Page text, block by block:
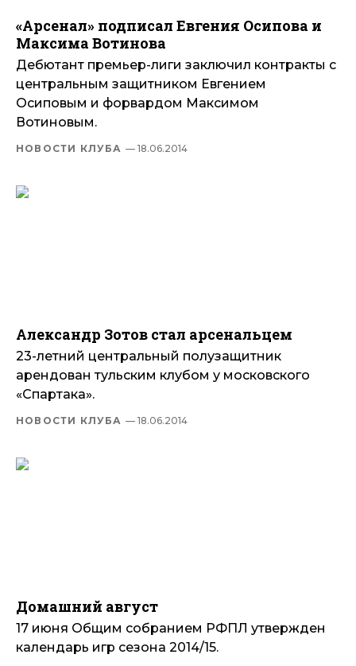
«Арсенал» подписал Евгения Осипова и
Максима Вотинова
Дебютант премьер-лиги заключил контракты с
центральным защитником Евгением
Осиповым и форвардом Максимом
Вотиновым.
НОВОСТИ КЛУБА — 18.06.2014
Александр Зотов стал арсенальцем
23-летний центральный полузащитник
арендован тульским клубом у московского
«Спартака».
НОВОСТИ КЛУБА — 18.06.2014
Домашний август
17 июня Общим собранием РФПЛ утвержден
календарь игр сезона 2014/15.